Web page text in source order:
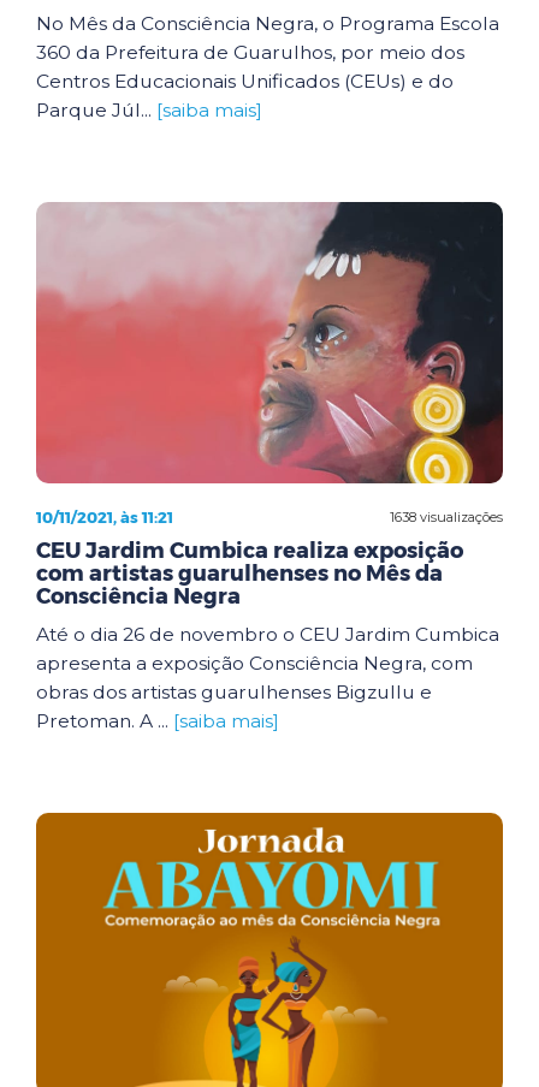
No Mês da Consciência Negra, o Programa Escola
360 da Prefeitura de Guarulhos, por meio dos
Centros Educacionais Unificados (CEUs) e do
Parque Júl... [saiba mais]
1638 visualizações
10/11/2021, às 11:21
CEU Jardim Cumbica realiza exposição
com artistas guarulhenses no Mês da
Consciência Negra
Até o dia 26 de novembro o CEU Jardim Cumbica
apresenta a exposição Consciência Negra, com
obras dos artistas guarulhenses Bigzullu e
Pretoman. A ... [saiba mais]